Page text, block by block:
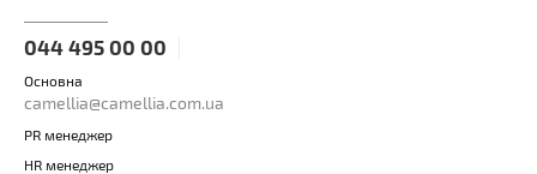
044 495 00 00
Основна
camellia@camellia.com.ua
PR менеджер
HR менеджер